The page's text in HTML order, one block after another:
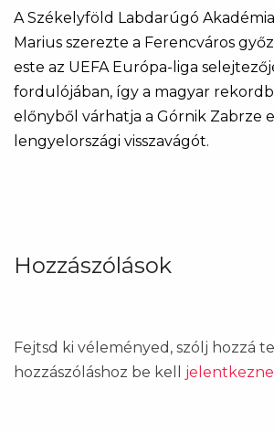
A Székelyföld Labdarúgó
Marius szerezte a Ferencváros
este az UEFA Európa-liga
fordulójában, így a magyar
előnyből várhatja a Górnik Zabrze
lengyelországi visszavágót.
Hozzászólások
Fejtsd ki véleményed, szólj hozzá te
hozzászóláshoz be kell